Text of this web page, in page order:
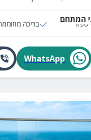
המתחם
ספא בריכה
WhatsApp